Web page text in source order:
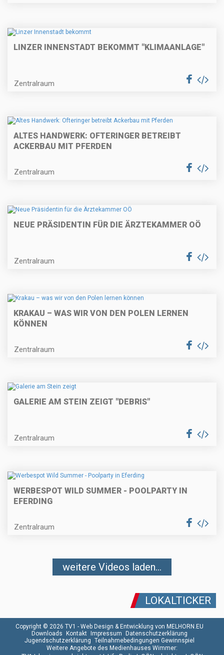
LINZER INNENSTADT BEKOMMT "KLIMAANLAGE"
Zentralraum
ALTES HANDWERK: OFTERINGER BETREIBT
ACKERBAU MIT PFERDEN
Zentralraum
NEUE PRÄSIDENTIN FÜR DIE ÄRZTEKAMMER OÖ
Zentralraum
KRAKAU – WAS WIR VON DEN POLEN LERNEN
KÖNNEN
Zentralraum
GALERIE AM STEIN ZEIGT "DEBRIS"
Zentralraum
WERBESPOT WILD SUMMER - POOLPARTY IN
EFERDING
Zentralraum
weitere Videos laden...
LOKALTICKER
Copyright © 2026 TV1 - Web Design & Entwicklung von MELHORN.EU
Downloads Kontakt Impressum Datenschutzerklärung
Jugendschutzerklärung Teilnahmebedingungen Gewinnspiel
Weitere Angebote des Medienhauses Wimmer: